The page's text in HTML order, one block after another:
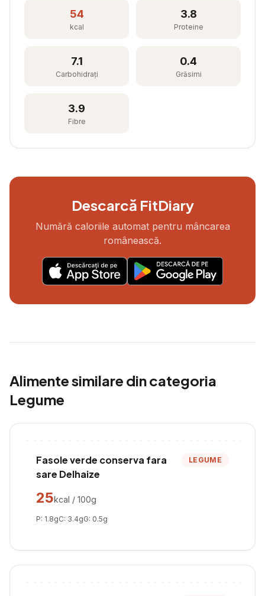
54
kcal
3.8
Proteine
7.1
Carbohidrați
0.4
Grăsimi
3.9
Fibre
Descarcă FitDiary
Numără caloriile automat pentru mâncarea
românească.
Alimente similare din categoria
Legume
Fasole verde conserva fara
sare Delhaize
LEGUME
25kcal / 100g
P: 1.8gC: 3.4gG: 0.5g